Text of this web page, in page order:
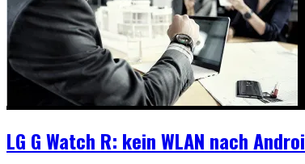
LG G Watch R: kein WLAN nach